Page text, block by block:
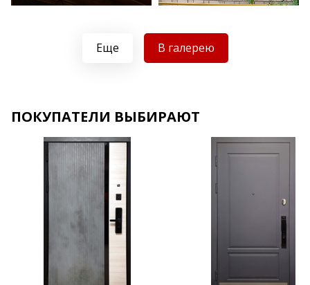
Хочу такую
Хочу такую
Еще В галерею
ПОКУПАТЕЛИ ВЫБИРАЮТ